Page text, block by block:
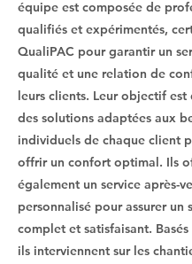
équipe est composée de
qualifiés et expérimentés,
QualiPAC pour garantir un
qualité et une relation de
leurs clients. Leur objectif
des solutions adaptées aux
individuels de chaque client
offrir un confort optimal. Ils
également un service après-
personnalisé pour assurer un
complet et satisfaisant.
ils interviennent sur les